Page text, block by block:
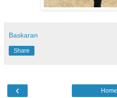
Baskaran
Share
‹ Home